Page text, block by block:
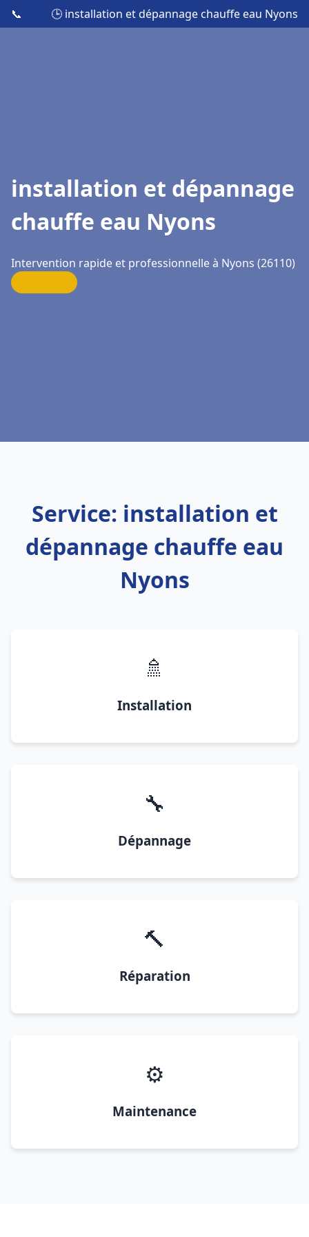
📞 🕒 installation et dépannage chauffe eau Nyons
installation et dépannage
chauffe eau Nyons
Intervention rapide et professionnelle à Nyons (26110)
Service: installation et
dépannage chauffe eau
Nyons
🚿
Installation
🔧
Dépannage
🔨
Réparation
⚙️
Maintenance